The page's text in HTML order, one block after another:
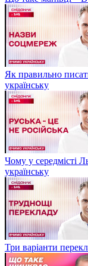
Як правильно
українську
Чому у середмісті
українську
Три варіанти